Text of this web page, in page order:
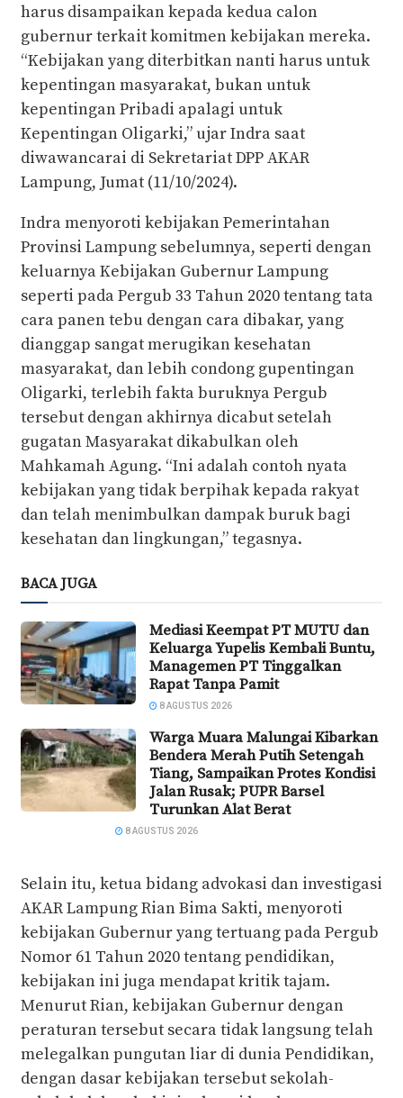
harus disampaikan kepada kedua calon
gubernur terkait komitmen kebijakan mereka.
“Kebijakan yang diterbitkan nanti harus untuk
kepentingan masyarakat, bukan untuk
kepentingan Pribadi apalagi untuk
Kepentingan Oligarki,” ujar Indra saat
diwawancarai di Sekretariat DPP AKAR
Lampung, Jumat (11/10/2024).
Indra menyoroti kebijakan Pemerintahan
Provinsi Lampung sebelumnya, seperti dengan
keluarnya Kebijakan Gubernur Lampung
seperti pada Pergub 33 Tahun 2020 tentang tata
cara panen tebu dengan cara dibakar, yang
dianggap sangat merugikan kesehatan
masyarakat, dan lebih condong gupentingan
Oligarki, terlebih fakta buruknya Pergub
tersebut dengan akhirnya dicabut setelah
gugatan Masyarakat dikabulkan oleh
Mahkamah Agung. “Ini adalah contoh nyata
kebijakan yang tidak berpihak kepada rakyat
dan telah menimbulkan dampak buruk bagi
kesehatan dan lingkungan,” tegasnya.
BACA JUGA
Mediasi Keempat PT MUTU dan
Keluarga Yupelis Kembali Buntu,
Managemen PT Tinggalkan
Rapat Tanpa Pamit
8 AGUSTUS 2026
Warga Muara Malungai Kibarkan
Bendera Merah Putih Setengah
Tiang, Sampaikan Protes Kondisi
Jalan Rusak; PUPR Barsel
Turunkan Alat Berat
8 AGUSTUS 2026
Selain itu, ketua bidang advokasi dan investigasi
AKAR Lampung Rian Bima Sakti, menyoroti
kebijakan Gubernur yang tertuang pada Pergub
Nomor 61 Tahun 2020 tentang pendidikan,
kebijakan ini juga mendapat kritik tajam.
Menurut Rian, kebijakan Gubernur dengan
peraturan tersebut secara tidak langsung telah
melegalkan pungutan liar di dunia Pendidikan,
dengan dasar kebijakan tersebut sekolah-